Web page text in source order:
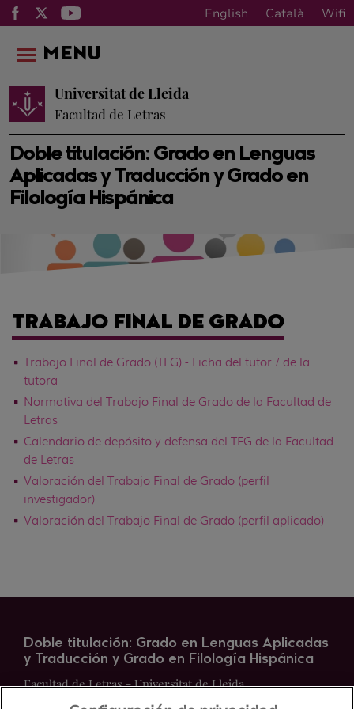
English Català Wifi
Doble titulación: Grado en Lenguas
Aplicadas y Traducción y Grado en
Filología Hispánica
Universitat de Lleida
Facultad de Letras
MENU
TRABAJO FINAL DE GRADO
Trabajo Final de Grado (TFG) - Ficha del tutor / de la
tutora
Normativa del Trabajo Final de Grado de la Facultad de
Letras
Calendario de depósito y defensa del TFG de la Facultad
de Letras
Valoración del Trabajo Final de Grado (perfil
investigador)
Valoración del Trabajo Final de Grado (perfil aplicado)
Doble titulación: Grado en Lenguas Aplicadas
y Traducción y Grado en Filología Hispánica
Facultad de Letras - Universitat de Lleida